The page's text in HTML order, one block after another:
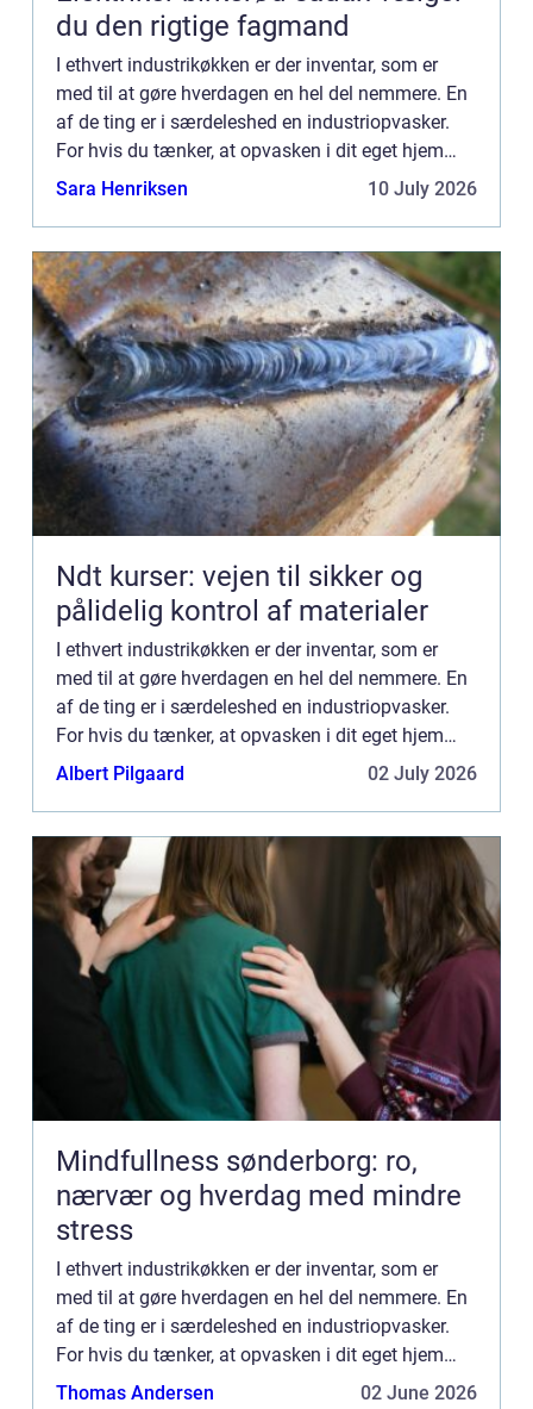
du den rigtige fagmand
I ethvert industrikøkken er der inventar, som er
med til at gøre hverdagen en hel del nemmere. En
af de ting er i særdeleshed en industriopvasker.
For hvis du tænker, at opvasken i dit eget hjem
kan være træls at...
Sara Henriksen 10 July 2026
Ndt kurser: vejen til sikker og
pålidelig kontrol af materialer
I ethvert industrikøkken er der inventar, som er
med til at gøre hverdagen en hel del nemmere. En
af de ting er i særdeleshed en industriopvasker.
For hvis du tænker, at opvasken i dit eget hjem
kan være træls at...
Albert Pilgaard 02 July 2026
Mindfullness sønderborg: ro,
nærvær og hverdag med mindre
stress
I ethvert industrikøkken er der inventar, som er
med til at gøre hverdagen en hel del nemmere. En
af de ting er i særdeleshed en industriopvasker.
For hvis du tænker, at opvasken i dit eget hjem
kan være træls at...
Thomas Andersen 02 June 2026